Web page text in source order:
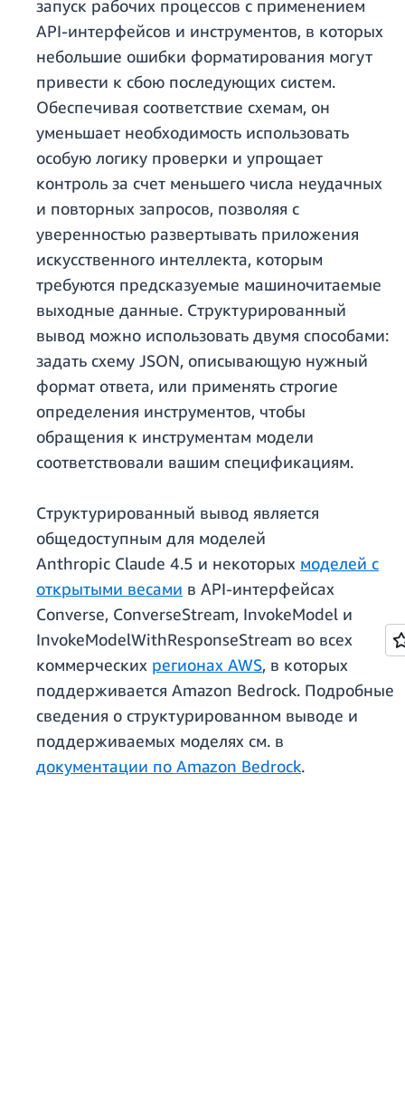
запуск рабочих процессов с применением
API-интерфейсов и инструментов, в которых
небольшие ошибки форматирования могут
привести к сбою последующих систем.
Обеспечивая соответствие схемам, он
уменьшает необходимость использовать
особую логику проверки и упрощает
контроль за счет меньшего числа неудачных
и повторных запросов, позволяя с
уверенностью развертывать приложения
искусственного интеллекта, которым
требуются предсказуемые машиночитаемые
выходные данные. Структурированный
вывод можно использовать двумя способами:
задать схему JSON, описывающую нужный
формат ответа, или применять строгие
определения инструментов, чтобы
обращения к инструментам модели
соответствовали вашим спецификациям.
Структурированный вывод является
общедоступным для моделей
Anthropic Claude 4.5 и некоторых моделей с
открытыми весами в API-интерфейсах
Converse, ConverseStream, InvokeModel и
InvokeModelWithResponseStream во всех
коммерческих регионах AWS, в которых
поддерживается Amazon Bedrock. Подробные
сведения о структурированном выводе и
поддерживаемых моделях см. в
документации по Amazon Bedrock.